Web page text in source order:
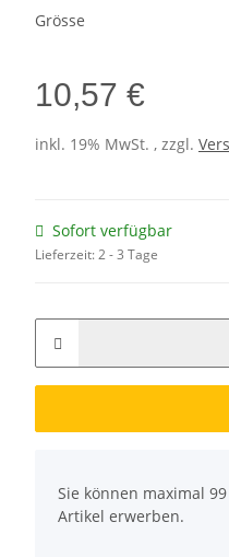
Grösse
10,57 €
inkl. 19% MwSt. , zzgl.
Sofort verfügbar
Lieferzeit:2 - 3 Tage
Sie können maximal
Artikel erwerben.